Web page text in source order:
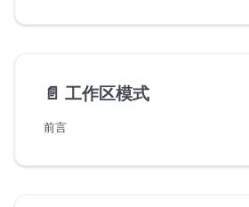
📄️ 工作区模式
前言